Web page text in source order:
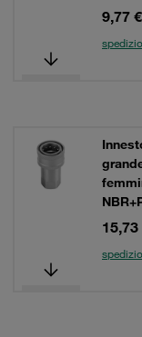
9,77 €
15,73